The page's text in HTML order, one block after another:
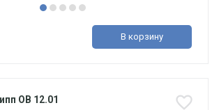
В корзину
ОВ 12.01